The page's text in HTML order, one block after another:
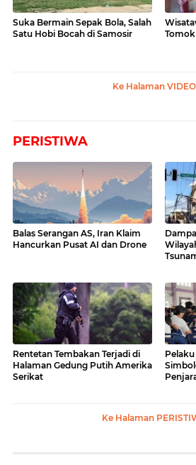
Suka Bermain Sepak Bola, Salah
Satu Hobi Bocah di Samosir
Ke Halaman VIDEO
PERISTIWA
Balas Serangan AS, Iran Klaim
Hancurkan Pusat AI dan Drone
Rentetan Tembakan Terjadi di
Halaman Gedung Putih Amerika
Serikat
Ke Halaman